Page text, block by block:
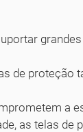
de proteção
a
as telas de